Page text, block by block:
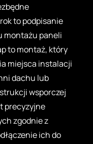
to podpisanie
montażu paneli
to montaż, który
miejsca instalacji
dachu lub
wsporczej
precyzyjne
zgodnie z
ich do